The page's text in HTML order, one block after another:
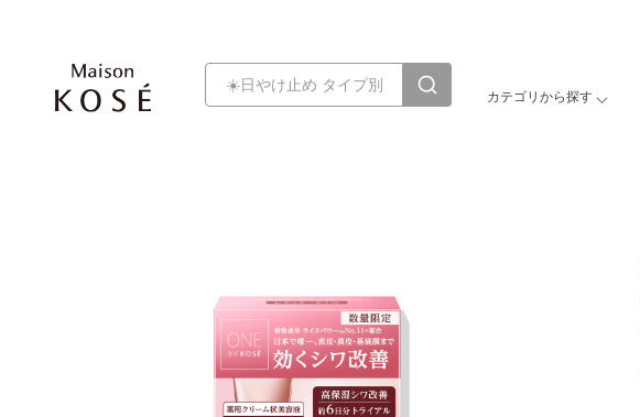
カテゴリから探す